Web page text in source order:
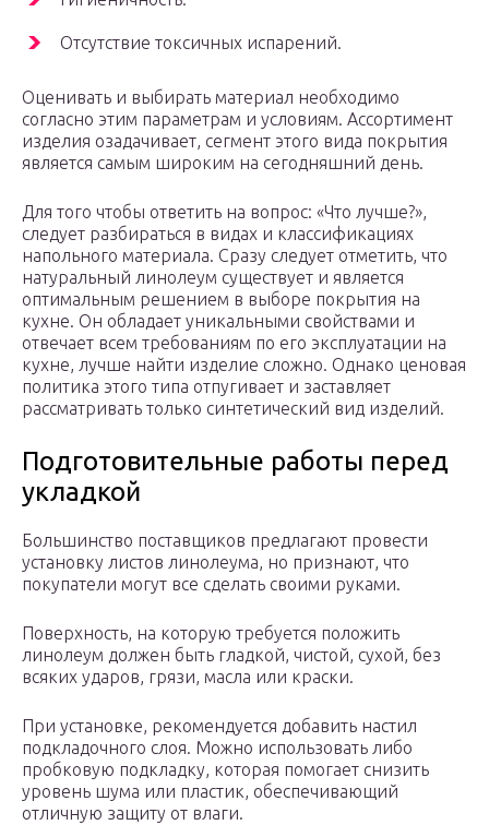
Отсутствие токсичных испарений.
Оценивать и выбирать материал необходимо
согласно этим параметрам и условиям. Ассортимент
изделия озадачивает, сегмент этого вида покрытия
является самым широким на сегодняшний день.
Для того чтобы ответить на вопрос: «Что лучше?»,
следует разбираться в видах и классификациях
напольного материала. Сразу следует отметить, что
натуральный линолеум существует и является
оптимальным решением в выборе покрытия на
кухне. Он обладает уникальными свойствами и
отвечает всем требованиям по его эксплуатации на
кухне, лучше найти изделие сложно. Однако ценовая
политика этого типа отпугивает и заставляет
рассматривать только синтетический вид изделий.
Подготовительные работы перед
укладкой
Большинство поставщиков предлагают провести
установку листов линолеума, но признают, что
покупатели могут все сделать своими руками.
Поверхность, на которую требуется положить
линолеум должен быть гладкой, чистой, сухой, без
всяких ударов, грязи, масла или краски.
При установке, рекомендуется добавить настил
подкладочного слоя. Можно использовать либо
пробковую подкладку, которая помогает снизить
уровень шума или пластик, обеспечивающий
отличную защиту от влаги.